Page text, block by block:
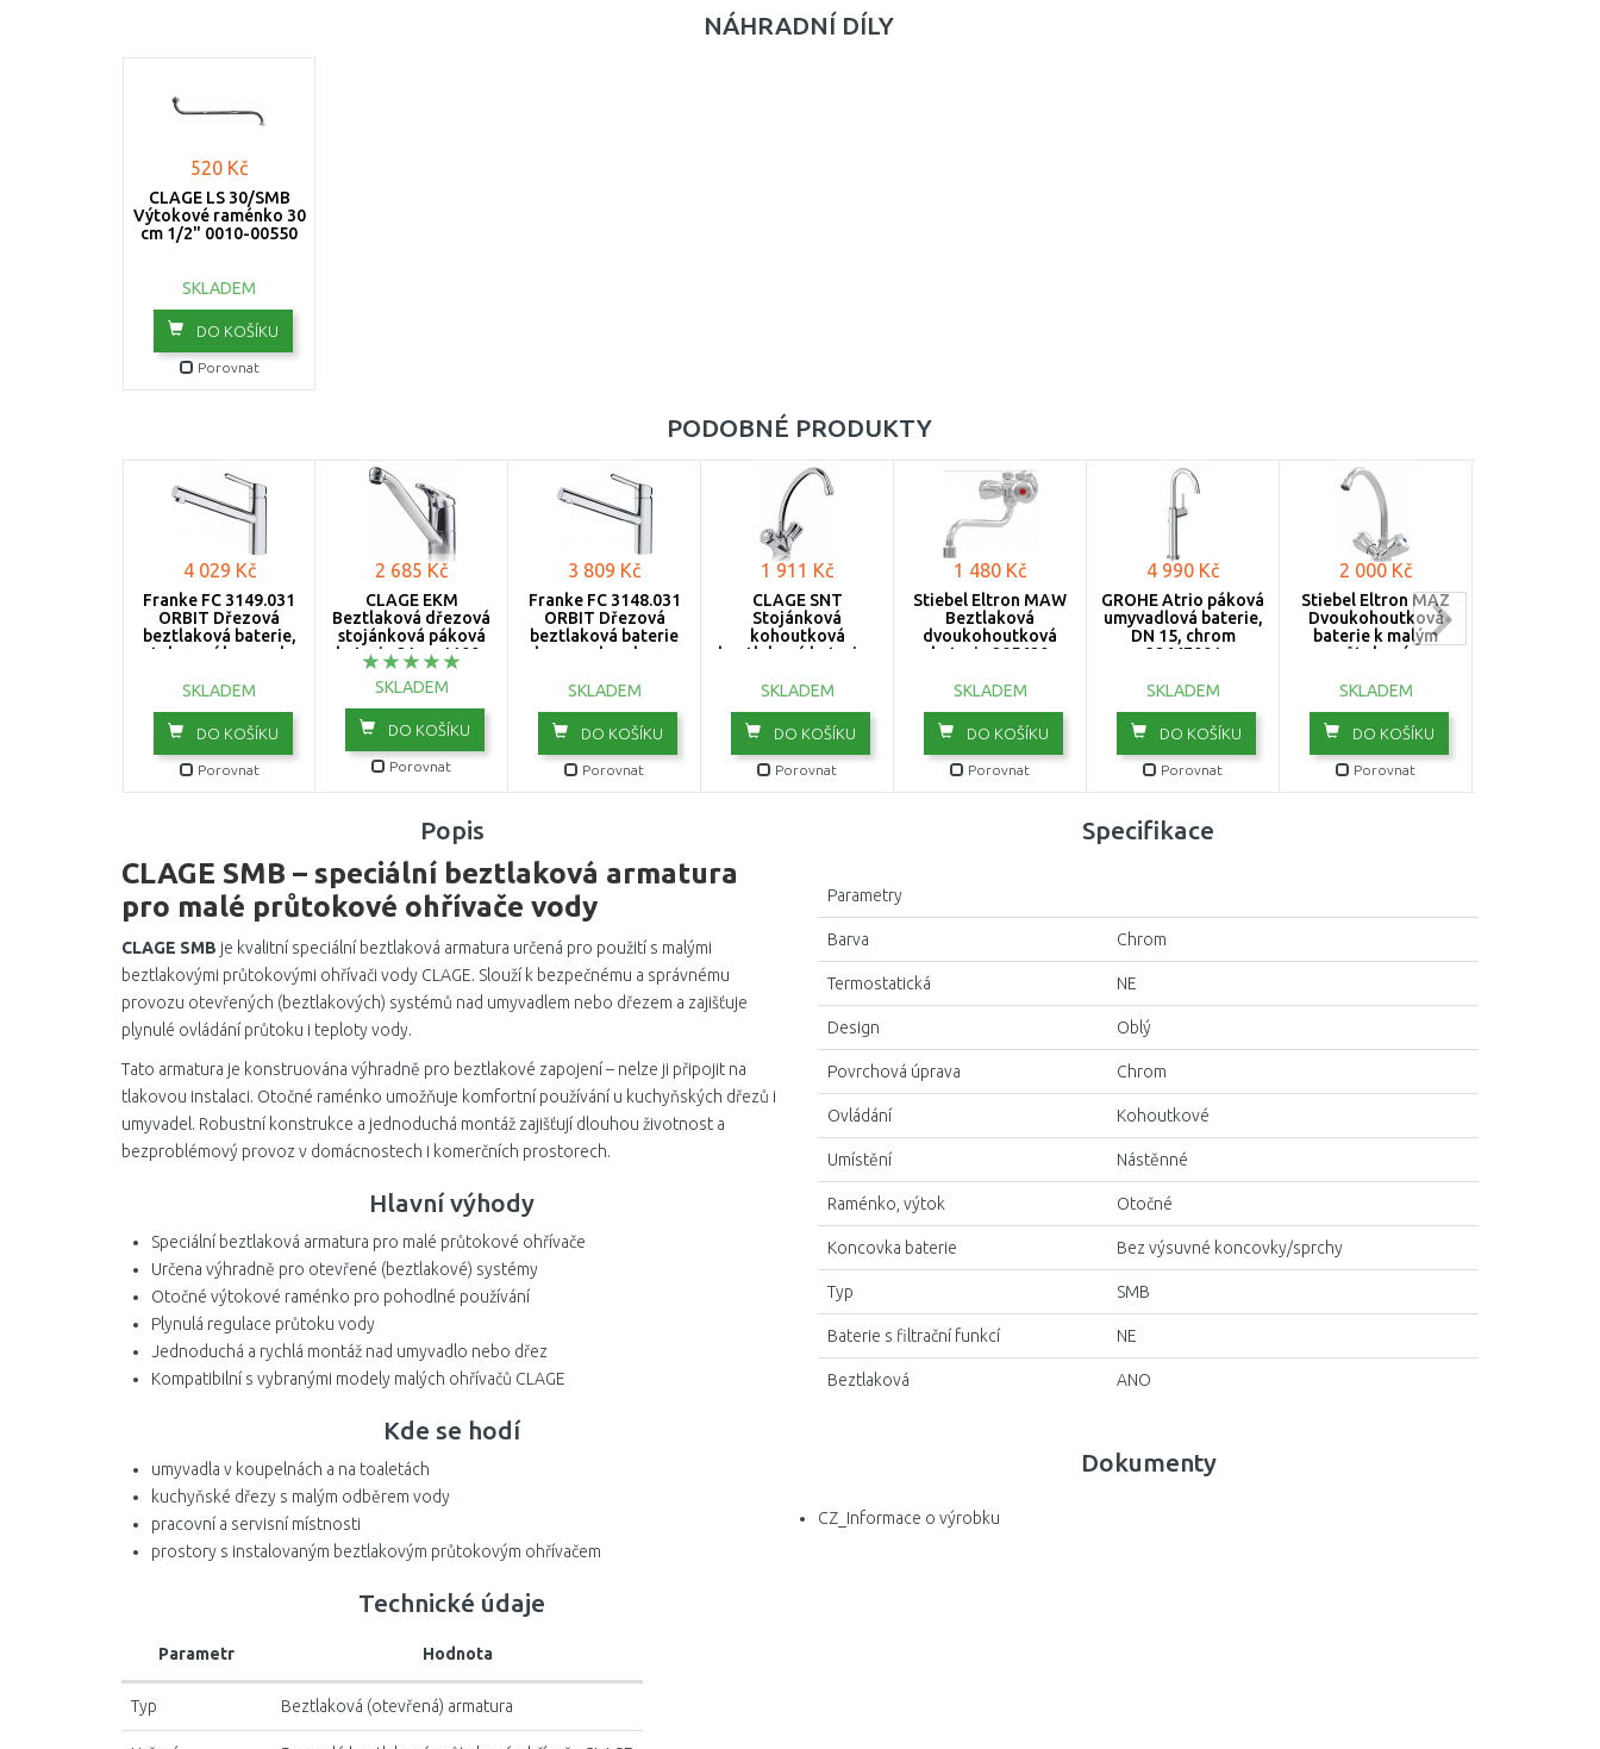
NÁHRADNÍ DÍLY
520 Kč
CLAGE LS 30/SMB
Výtokové raménko 30
cm 1/2" 0010-00550
SKLADEM
DO KOŠÍKU
Porovnat
PODOBNÉ PRODUKTY
4 029 Kč
Franke FC 3149.031
ORBIT Dřezová
beztlaková baterie,
vytahovací koncovka,
SKLADEM
DO KOŠÍKU
Porovnat
2 685 Kč
CLAGE EKM
Beztlaková dřezová
stojánková páková
baterie 21cm 1100-
04220
SKLADEM
DO KOŠÍKU
Porovnat
3 809 Kč
Franke FC 3148.031
ORBIT Dřezová
beztlaková baterie
bez sprchy, chrom
SKLADEM
DO KOŠÍKU
Porovnat
1 911 Kč
CLAGE SNT
Stojánková
kohoutková
beztlaková baterie s
1100-02100
SKLADEM
DO KOŠÍKU
Porovnat
1 480 Kč
Stiebel Eltron MAW
Beztlaková
dvoukohoutková
baterie 205620
SKLADEM
DO KOŠÍKU
Porovnat
4 990 Kč
GROHE Atrio páková
umyvadlová baterie,
DN 15, chrom
32647001
SKLADEM
DO KOŠÍKU
Porovnat
2 000 Kč
Stiebel Eltron MAZ
Dvoukohoutková
baterie k malým
průtokovým
SKLADEM
DO KOŠÍKU
Porovnat
Popis
CLAGE SMB – speciální beztlaková armatura
pro malé průtokové ohřívače vody
CLAGE SMB je kvalitní speciální beztlaková armatura určená pro použití s malými
beztlakovými průtokovými ohřívači vody CLAGE. Slouží k bezpečnému a správnému
provozu otevřených (beztlakových) systémů nad umyvadlem nebo dřezem a zajišťuje
plynulé ovládání průtoku i teploty vody.
Tato armatura je konstruována výhradně pro beztlakové zapojení – nelze ji připojit na
tlakovou instalaci. Otočné raménko umožňuje komfortní používání u kuchyňských dřezů i
umyvadel. Robustní konstrukce a jednoduchá montáž zajišťují dlouhou životnost a
bezproblémový provoz v domácnostech i komerčních prostorech.
Hlavní výhody
Speciální beztlaková armatura pro malé průtokové ohřívače
Určena výhradně pro otevřené (beztlakové) systémy
Otočné výtokové raménko pro pohodlné používání
Plynulá regulace průtoku vody
Jednoduchá a rychlá montáž nad umyvadlo nebo dřez
Kompatibilní s vybranými modely malých ohřívačů CLAGE
Kde se hodí
umyvadla v koupelnách a na toaletách
kuchyňské dřezy s malým odběrem vody
pracovní a servisní místnosti
prostory s instalovaným beztlakovým průtokovým ohřívačem
Technické údaje
Parametr Hodnota
Typ Beztlaková (otevřená) armatura
Specifikace
Parametry
Barva Chrom
Termostatická NE
Design Oblý
Povrchová úprava Chrom
Ovládání Kohoutkové
Umístění Nástěnné
Raménko, výtok Otočné
Koncovka baterie Bez výsuvné koncovky/sprchy
Typ SMB
Baterie s filtrační funkcí NE
Beztlaková ANO
Dokumenty
CZ_Informace o výrobku